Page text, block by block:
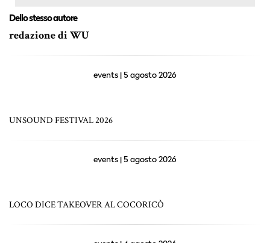
Dello stesso autore
redazione di WU
events | 5 agosto 2026
UNSOUND FESTIVAL 2026
events | 5 agosto 2026
LOCO DICE TAKEOVER AL COCORICÒ